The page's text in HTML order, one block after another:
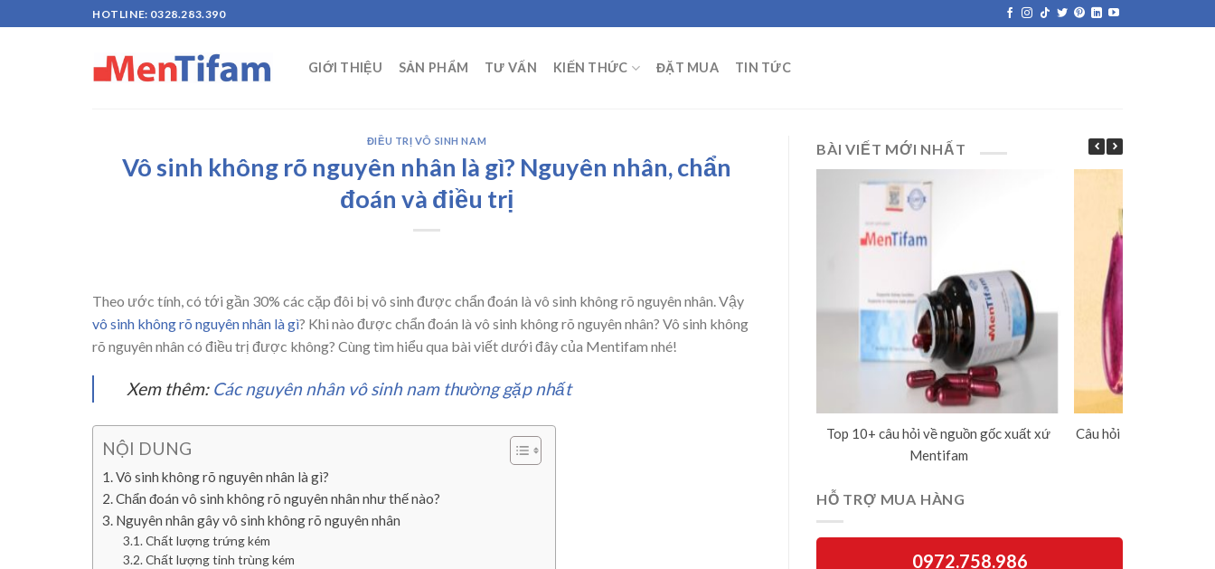
to
HOTLINE: 0328.283.390
GIỚI THIỆU SẢN PHẨM TƯ VẤN KIẾN THỨC ĐẶT MUA TIN TỨC
ĐIỀU TRỊ VÔ SINH NAM
Vô sinh không rõ nguyên nhân là gì? Nguyên nhân, chẩn
đoán và điều trị
Theo ước tính, có tới gần 30% các cặp đôi bị vô sinh được chẩn đoán là vô sinh không rõ nguyên nhân. Vậy
vô sinh không rõ nguyên nhân là gì? Khi nào được chẩn đoán là vô sinh không rõ nguyên nhân? Vô sinh không
rõ nguyên nhân có điều trị được không? Cùng tìm hiểu qua bài viết dưới đây của Mentifam nhé!
Xem thêm: Các nguyên nhân vô sinh nam thường gặp nhất
NỘI DUNG
Vô sinh không rõ nguyên nhân là gì?
Chẩn đoán vô sinh không rõ nguyên nhân như thế nào?
Nguyên nhân gây vô sinh không rõ nguyên nhân
Chất lượng trứng kém
Chất lượng tinh trùng kém
BÀI VIẾT MỚI NHẤT
Top 10+ câu hỏi về nguồn gốc xuất xứ
Mentifam
Câu hỏi thường gặp về
HỖ TRỢ MUA HÀNG
0972.758.986